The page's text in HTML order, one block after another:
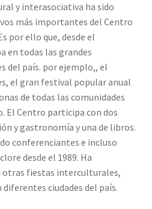
y interasociativa ha sido
más importantes del Centro
por ello que, desde el
en todas las grandes
del país. por ejemplo,, el
el gran festival popular anual
de todas las comunidades
El Centro participa con dos
y gastronomía y una de libros.
conferenciantes e incluso
desde el 1989. Ha
fiestas interculturales,
ciudades del país.